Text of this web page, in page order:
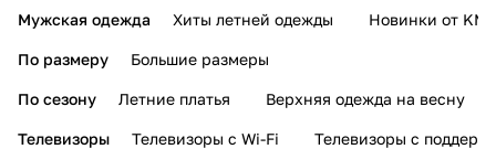
Мужская одежда Хиты летней одежды Новинки от KMI
По размеру Большие размеры
По сезону Летние платья Верхняя одежда на весну
Телевизоры Телевизоры с Wi-Fi Телевизоры с